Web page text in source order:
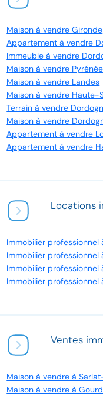
Maison à vendre Gironde
Appartement à vendre
Immeuble à vendre
Maison à vendre
Maison à vendre Landes
Maison à vendre Haute-
Terrain à vendre
Maison à vendre
Appartement à vendre
Appartement à vendre
Locations
Immobilier professionnel
Immobilier professionnel
Immobilier professionnel
Immobilier
Ventes
Maison à vendre à
Maison à vendre à